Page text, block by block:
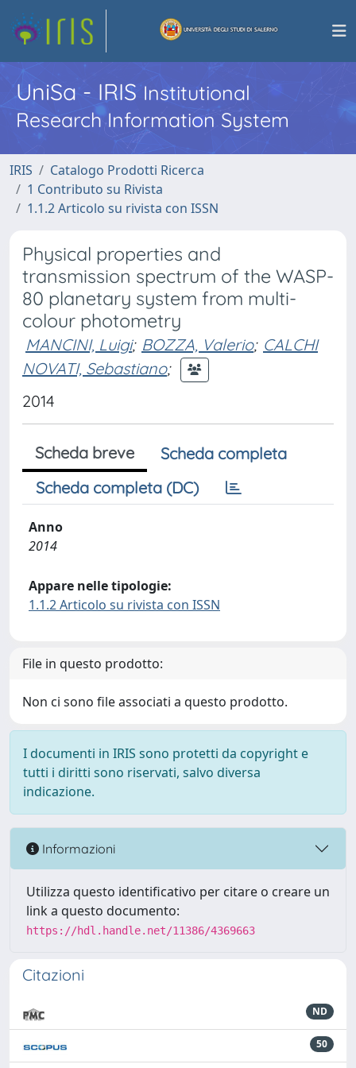
UniSa - IRISInstitutional
Research Information System
IRIS
Catalogo Prodotti Ricerca
1 Contributo su Rivista
1.1.2 Articolo su rivista con ISSN
Physical properties and
transmission spectrum of the WASP-
80 planetary system from multi-
colour photometry
MANCINI, Luigi; BOZZA, Valerio; CALCHI
NOVATI, Sebastiano;
2014
Scheda breve
Scheda completa
Scheda completa (DC)
Anno
2014
Appare nelle tipologie:
1.1.2 Articolo su rivista con ISSN
File in questo prodotto:
Non ci sono file associati a questo prodotto.
I documenti in IRIS sono protetti da copyright e
tutti i diritti sono riservati, salvo diversa
indicazione.
Informazioni
Utilizza questo identificativo per citare o creare un
link a questo documento:
https://hdl.handle.net/11386/4369663
Citazioni
ND
50